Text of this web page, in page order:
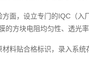
方面，设立专门的IQC（入
的方块电阻均匀性、透光
材料贴合格标识，录入系